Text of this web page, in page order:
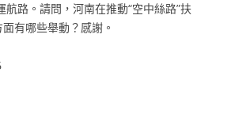
路。請問，河南在推動“空中絲路”扶
有哪些舉動？感謝。